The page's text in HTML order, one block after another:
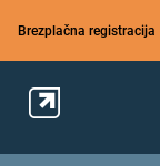
Brezplačna registracija